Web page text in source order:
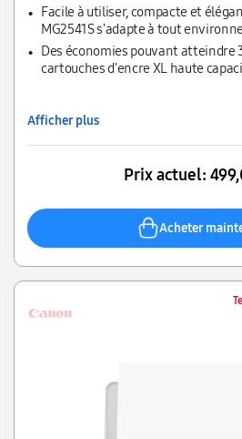
Facile à utiliser, compacte et
MG2541S s'adapte à tout
puissantes fonctionnalités
des particuliers.
Des économies pouvant atteindre
cartouches d'encre XL haute
Afficher plus
Prix actuel:
Acheter